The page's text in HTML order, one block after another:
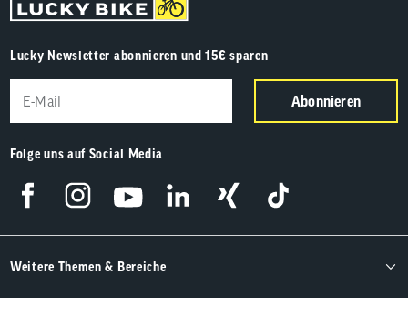
Lucky Newsletter abonnieren und 15€ sparen
Abonnieren
Folge uns auf Social Media
Weitere Themen & Bereiche